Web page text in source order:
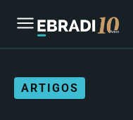
ARTIGOS